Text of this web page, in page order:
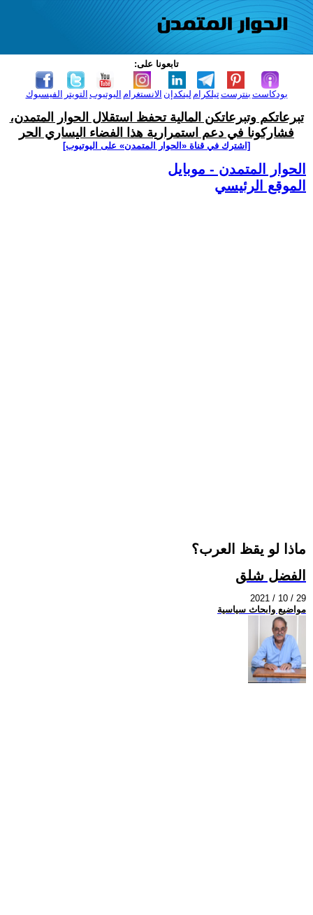
تابعونا على:
الفيسبوك التويتر اليوتيوب الانستغرام لينكدإن تيلكرامبنترست بودكاست
تبرعاتكم وتبرعاتكن المالية تحفظ استقلال الحوار المتمدن،
فشاركونا في دعم استمرارية هذا الفضاء اليساري الحر
[اشترك في قناة ‫«الحوار المتمدن» على اليوتيوب]
الحوار المتمدن - موبايل
الموقع الرئيسي
ماذا لو يقظ العرب؟
الفضل شلق
2021 / 10 / 29
مواضيع وابحاث سياسية